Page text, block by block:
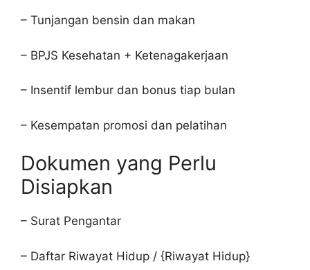
– Tunjangan bensin dan makan
– BPJS Kesehatan + Ketenagakerjaan
– Insentif lembur dan bonus tiap bulan
– Kesempatan promosi dan pelatihan
Dokumen yang Perlu
Disiapkan
– Surat Pengantar
– Daftar Riwayat Hidup / {Riwayat Hidup}